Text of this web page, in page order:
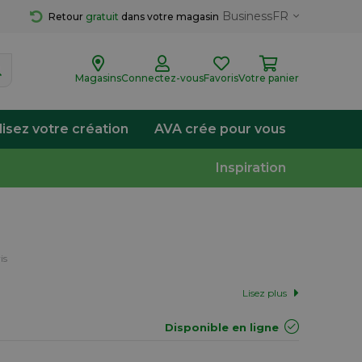
Retour gratuit dans votre magasin BusinessFR
MagasinsConnectez-vousFavorisVotre panier
votre création AVA crée pour vous
Inspiration
Lisez plus
Disponible en ligne